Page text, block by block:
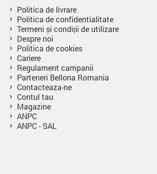
Politica de livrare
Politica de confidentialitate
Termeni și condiții de utilizare
Despre noi
Politica de cookies
Cariere
Regulament campanii
Parteneri Bellona Romania
Contacteaza-ne
Contul tau
Magazine
ANPC
ANPC - SAL